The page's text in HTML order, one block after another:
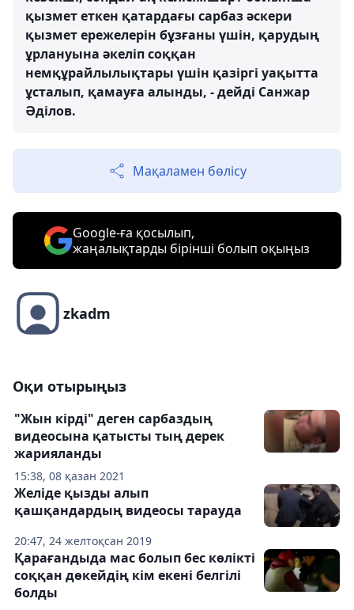
қызмет еткен қатардағы сарбаз әскери
қызмет ережелерін бұзғаны үшін, қарудың
ұрлануына әкеліп соққан
немқұрайлылықтары үшін қазіргі уақытта
ұсталып, қамауға алынды, - дейді Санжар
Әділов.
Мақаламен бөлісу
Google-ға қосылып,
жаңалықтарды бірінші болып оқыңыз
zkadm
Оқи отырыңыз
15:38, 08 қазан 2021
"Жын кірді" деген сарбаздың
видеосына қатысты тың дерек
жарияланды
20:47, 24 желтоқсан 2019
Желіде қызды алып
қашқандардың видеосы тарауда
Қарағандыда мас болып бес көлікті
соққан дөкейдің кім екені белгілі
болды